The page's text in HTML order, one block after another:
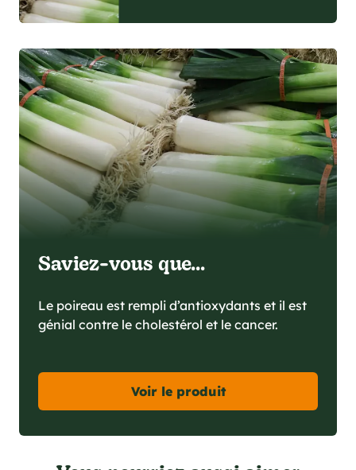
Saviez-vous que...
Le poireau est rempli d’antioxydants et il est
génial contre le cholestérol et le cancer.
Voir le produit